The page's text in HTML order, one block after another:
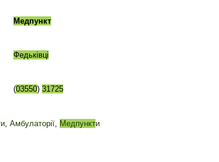
Медпункт
Федьківці
(03550) 31725
, Амбулаторії, Медпункти